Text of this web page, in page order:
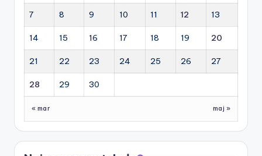
7 8 9 10 11 12 13
14 15 16 17 18 19 20
21 22 23 24 25 26 27
28 29 30
« mar maj »